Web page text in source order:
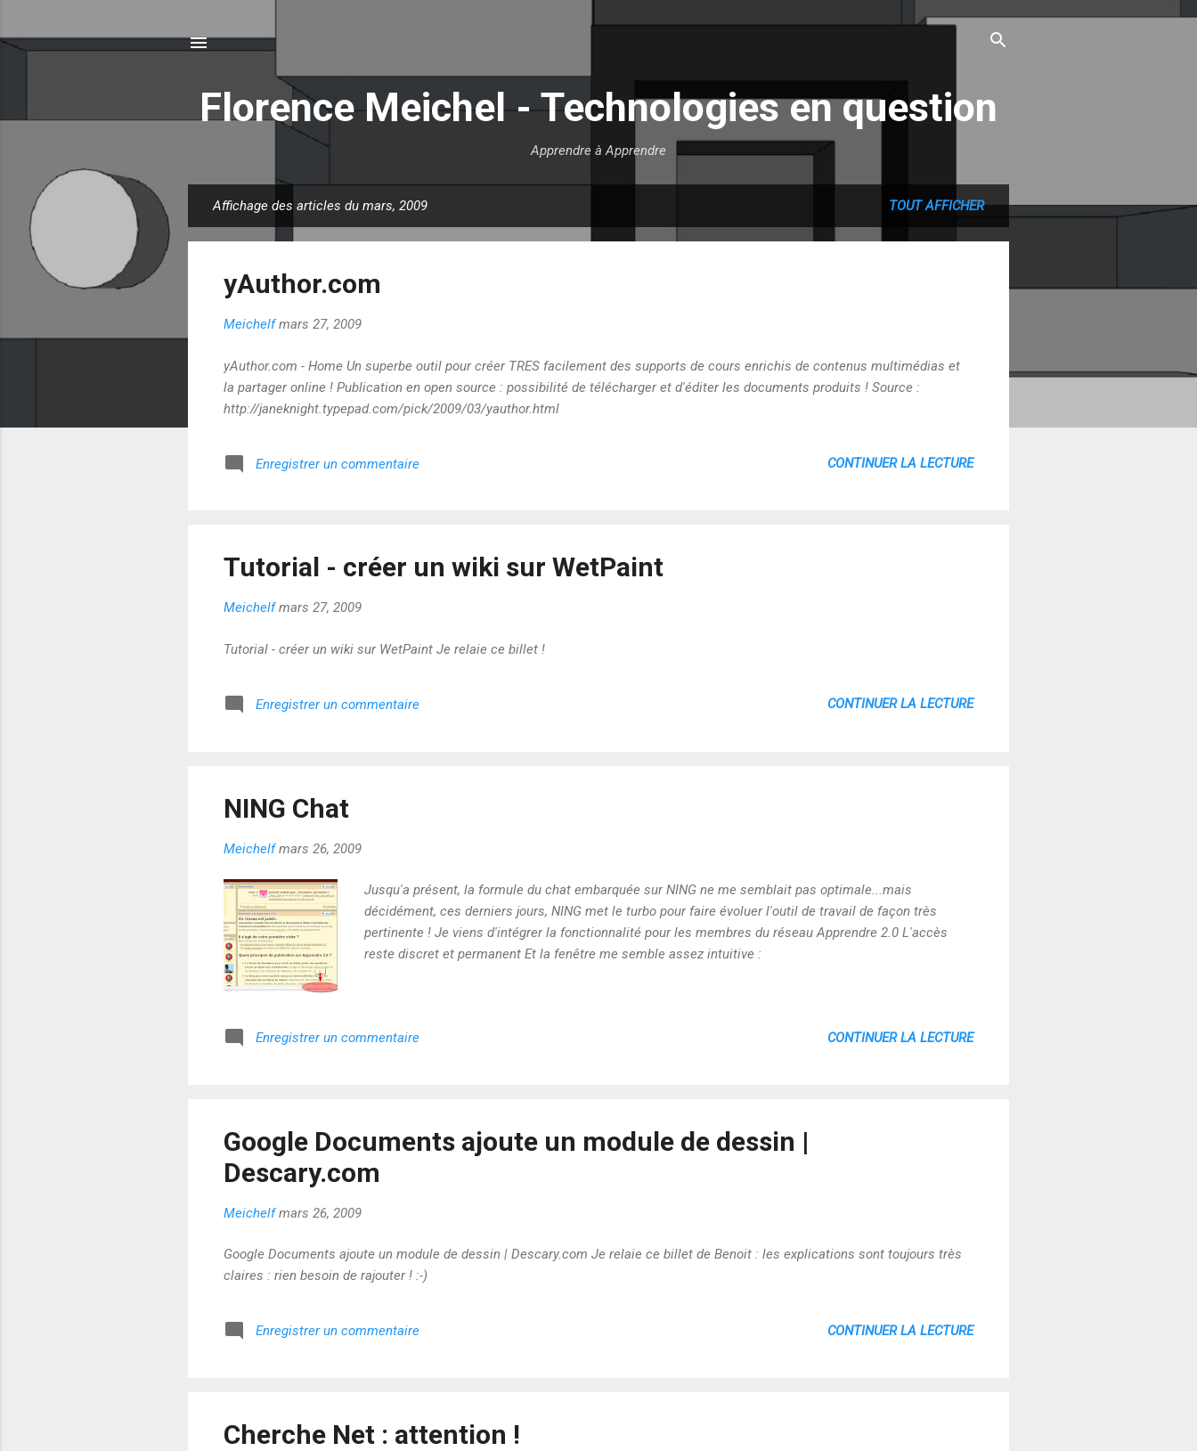
Accéder au contenu principal
Florence Meichel - Technologies en question
Apprendre à Apprendre
r
Affichage des articles du mars, 2009 TOUT AFFICHER
yAuthor.com
Meichelf mars 27, 2009
yAuthor.com - Home Un superbe outil pour créer TRES facilement des supports de cours enrichis de contenus multimédias et
la partager online ! Publication en open source : possibilité de télécharger et d'éditer les documents produits ! Source :
http://janeknight.typepad.com/pick/2009/03/yauthor.html
Enregistrer un commentaire CONTINUER LA LECTURE
Tutorial - créer un wiki sur WetPaint
Meichelf mars 27, 2009
Tutorial - créer un wiki sur WetPaint Je relaie ce billet !
Enregistrer un commentaire CONTINUER LA LECTURE
NING Chat
Meichelf mars 26, 2009
Jusqu'a présent, la formule du chat embarquée sur NING ne me semblait pas optimale...mais
décidément, ces derniers jours, NING met le turbo pour faire évoluer l'outil de travail de façon très
pertinente ! Je viens d'intégrer la fonctionnalité pour les membres du réseau Apprendre 2.0 L'accès
reste discret et permanent Et la fenêtre me semble assez intuitive :
Enregistrer un commentaire CONTINUER LA LECTURE
Google Documents ajoute un module de dessin |
Descary.com
Meichelf mars 26, 2009
Google Documents ajoute un module de dessin | Descary.com Je relaie ce billet de Benoit : les explications sont toujours très
claires : rien besoin de rajouter ! :-)
Enregistrer un commentaire CONTINUER LA LECTURE
Cherche Net : attention !